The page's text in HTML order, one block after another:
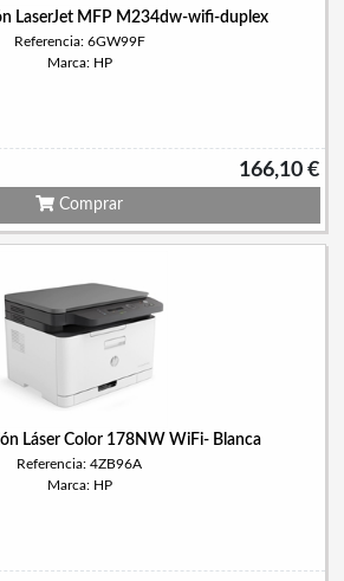
LaserJet MFP M234dw-wifi-duplex
Referencia: 6GW99F
Marca: HP
166,10 €
Comprar
Láser Color 178NW WiFi- Blanca
Referencia: 4ZB96A
Marca: HP